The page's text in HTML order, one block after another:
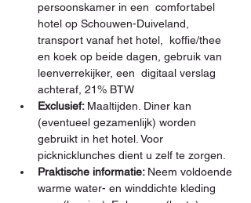
persoonskamer in een  comfortabel
hotel op Schouwen-Duiveland,
transport vanaf het hotel,  koffie/thee
en koek op beide dagen, gebruik van
leenverrekijker, een  digitaal verslag
achteraf, 21% BTW
Exclusief: Maaltijden. Diner kan
(eventueel gezamenlijk) worden
gebruikt in het hotel. Voor
picknicklunches dient u zelf te zorgen.
Praktische informatie: Neem voldoende
warme water- en winddichte kleding